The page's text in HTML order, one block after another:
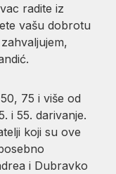
radite iz
vašu dobrotu
75 i više od
i 55. darivanje.
koji su ove
i Dubravko